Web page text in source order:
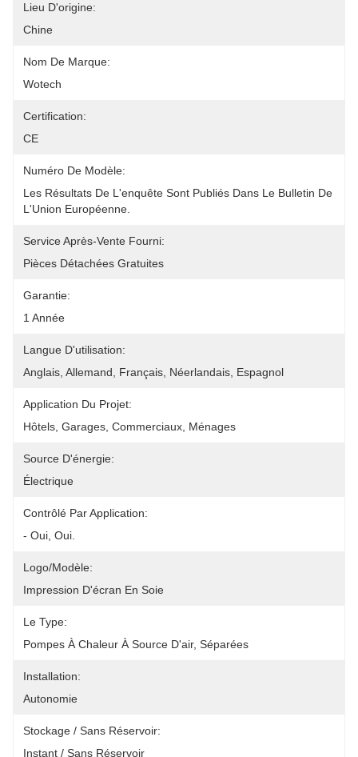
Lieu D'origine:
Chine
Nom De Marque:
Wotech
Certification:
CE
Numéro De Modèle:
Les Résultats De L'enquête Sont Publiés Dans Le Bulletin De
L'Union Européenne.
Service Après-Vente Fourni:
Pièces Détachées Gratuites
Garantie:
1 Année
Langue D'utilisation:
Anglais, Allemand, Français, Néerlandais, Espagnol
Application Du Projet:
Hôtels, Garages, Commerciaux, Ménages
Source D'énergie:
Électrique
Contrôlé Par Application:
- Oui, Oui.
Logo/modèle:
Impression D'écran En Soie
Le Type:
Pompes À Chaleur À Source D'air, Séparées
Installation:
Autonomie
Stockage / Sans Réservoir:
Instant / Sans Réservoir